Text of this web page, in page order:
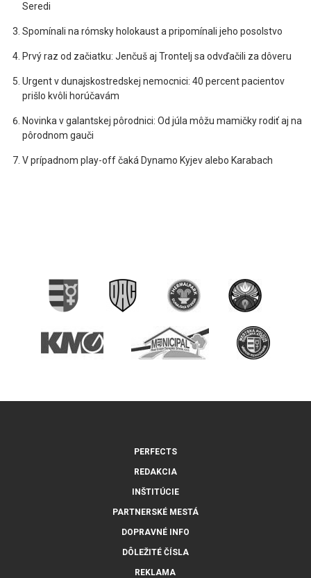
Seredi
Spomínali na rómsky holokaust a pripomínali jeho posolstvo
Prvý raz od začiatku: Jenčuš aj Trontelj sa odvďačili za dôveru
Urgent v dunajskostredskej nemocnici: 40 percent pacientov
prišlo kvôli horúčavám
Novinka v galantskej pôrodnici: Od júla môžu mamičky rodiť aj na
pôrodnom gauči
V prípadnom play-off čaká Dynamo Kyjev alebo Karabach
PERFECTS
REDAKCIA
INŠTITÚCIE
PARTNERSKÉ MESTÁ
DOPRAVNÉ INFO
DÔLEŽITÉ ČÍSLA
REKLAMA